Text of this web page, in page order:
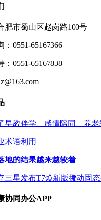
肥市蜀山区赵岗路100号
：0551-65167366
：0551-65167838
早教伴学、感情陪同、养老
术语利用
地的结果越来越较着
三星发布T7焕新版挪动固
协同办公APP